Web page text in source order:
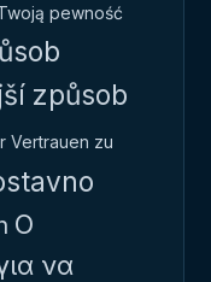
pewność
způsob
Vertrauen zu
Ο
να